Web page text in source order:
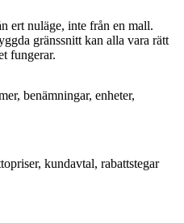
ert nuläge, inte från en mall.
gränssnitt kan alla vara rätt
fungerar.
benämningar, enheter,
kundavtal, rabattstegar